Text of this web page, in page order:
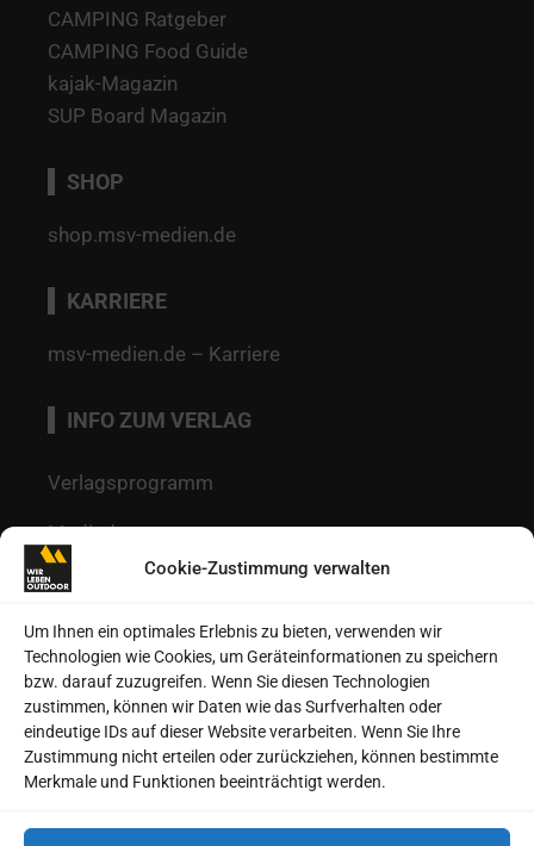
Cookie-Zustimmung verwalten
Um Ihnen ein optimales Erlebnis zu bieten, verwenden wir
Technologien wie Cookies, um Geräteinformationen zu speichern
bzw. darauf zuzugreifen. Wenn Sie diesen Technologien
zustimmen, können wir Daten wie das Surfverhalten oder
eindeutige IDs auf dieser Website verarbeiten. Wenn Sie Ihre
Zustimmung nicht erteilen oder zurückziehen, können bestimmte
Merkmale und Funktionen beeinträchtigt werden.
CAMPING Ratgeber
CAMPING Food Guide
kajak-Magazin
SUP Board Magazin
SHOP
shop.msv-medien.de
KARRIERE
msv-medien.de – Karriere
INFO ZUM VERLAG
Verlagsprogramm
Mediadaten
Redaktion
Kontakt
Autoren
Datenschutz
Impressum
Heftarchive